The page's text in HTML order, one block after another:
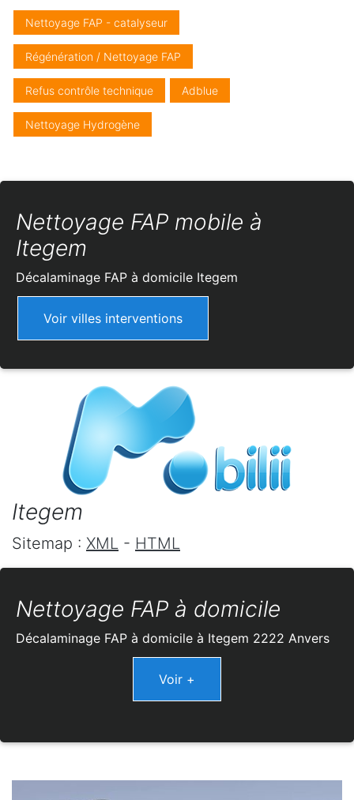
Nettoyage FAP - catalyseur
Régénération / Nettoyage FAP
Refus contrôle technique Adblue
Nettoyage Hydrogène
Nettoyage FAP mobile à
Itegem
Décalaminage FAP à domicile Itegem
Voir villes interventions
Itegem
Sitemap : XML - HTML
Nettoyage FAP à domicile
Décalaminage FAP à domicile à Itegem 2222 Anvers
Voir +